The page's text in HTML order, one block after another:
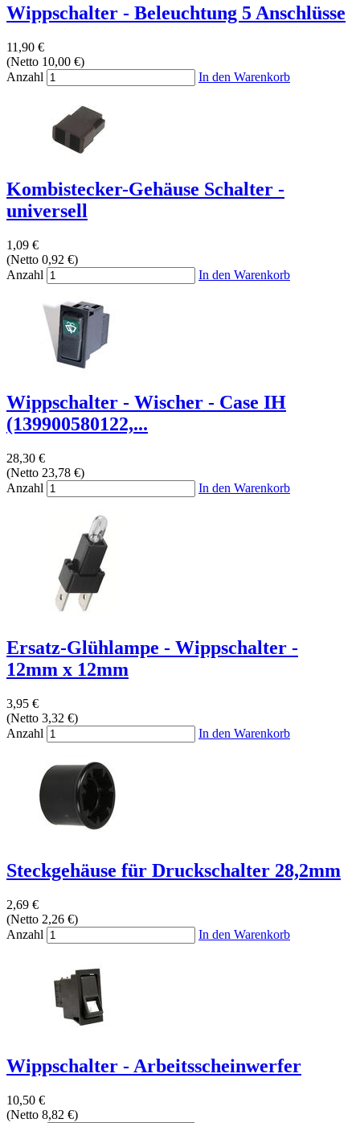
Wippschalter - Beleuchtung 5 Anschlüsse
11,90 €
(Netto 10,00 €)
Anzahl
In den Warenkorb
Kombistecker-Gehäuse Schalter -
universell
1,09 €
(Netto 0,92 €)
Anzahl
In den Warenkorb
Wippschalter - Wischer - Case IH
(139900580122,...
28,30 €
(Netto 23,78 €)
Anzahl
In den Warenkorb
Ersatz-Glühlampe - Wippschalter -
12mm x 12mm
3,95 €
(Netto 3,32 €)
Anzahl
In den Warenkorb
Steckgehäuse für Druckschalter 28,2mm
2,69 €
(Netto 2,26 €)
Anzahl
In den Warenkorb
Wippschalter - Arbeitsscheinwerfer
10,50 €
(Netto 8,82 €)